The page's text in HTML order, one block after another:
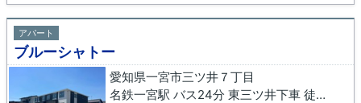
アパート
ブルーシャトー
愛知県一宮市三ツ井７丁目
名鉄一宮駅 バス24分 東三ツ井下車 徒歩11分